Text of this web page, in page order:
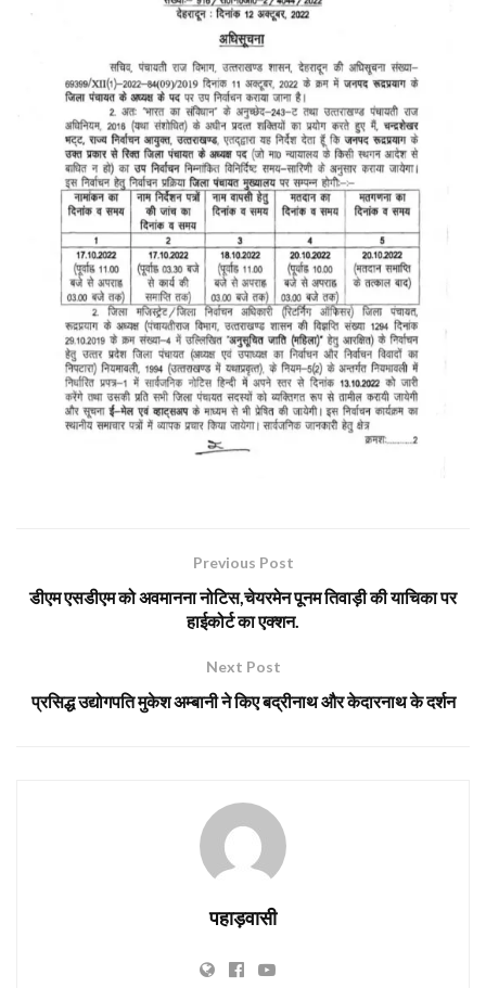
Previous Post
डीएम एसडीएम को अवमानना नोटिस,चेयरमेन पूनम तिवाड़ी की याचिका पर
हाईकोर्ट का एक्शन.
Next Post
प्रसिद्ध उद्योगपति मुकेश अम्बानी ने किए बद्रीनाथ और केदारनाथ के दर्शन
पहाड़वासी